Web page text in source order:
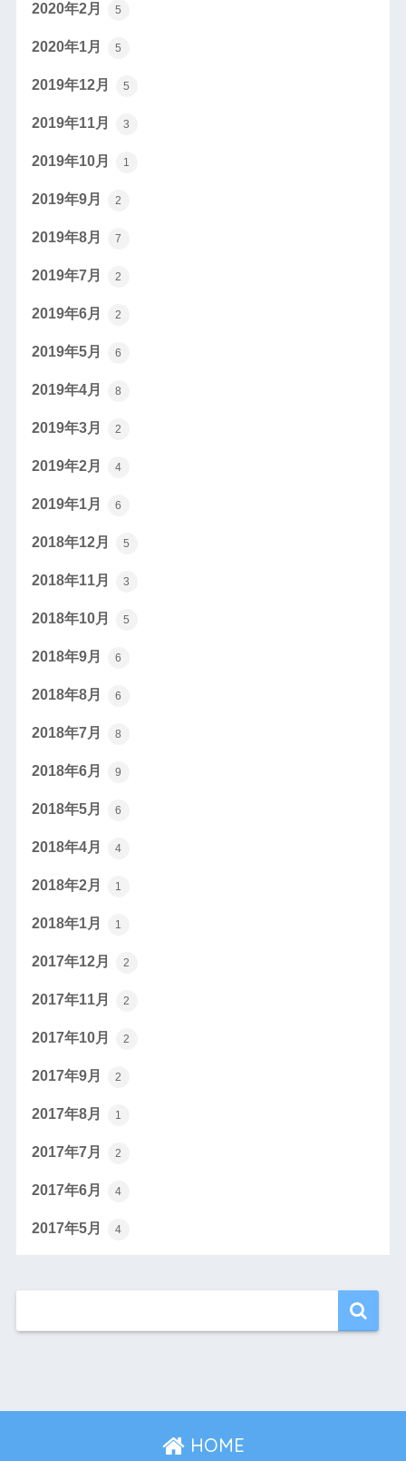
2020年2月 5
2020年1月 5
2019年12月 5
2019年11月 3
2019年10月 1
2019年9月 2
2019年8月 7
2019年7月 2
2019年6月 2
2019年5月 6
2019年4月 8
2019年3月 2
2019年2月 4
2019年1月 6
2018年12月 5
2018年11月 3
2018年10月 5
2018年9月 6
2018年8月 6
2018年7月 8
2018年6月 9
2018年5月 6
2018年4月 4
2018年2月 1
2018年1月 1
2017年12月 2
2017年11月 2
2017年10月 2
2017年9月 2
2017年8月 1
2017年7月 2
2017年6月 4
2017年5月 4
HOME